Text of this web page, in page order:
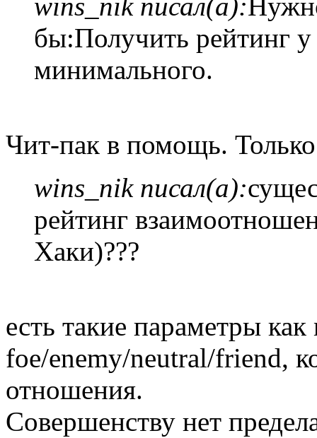
бы:Получить рейтинг
минимального.
Чит-пак в помощь.
wins_nik писал(а):
рейтинг
Хаки)???
есть такие параметры
foe/enemy/neutral/friend,
отношения.
Совершенству нет